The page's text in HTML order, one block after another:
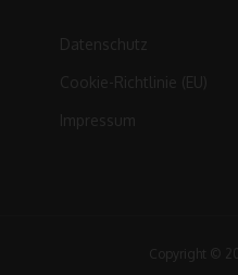
Datenschutz
Cookie-Richtlinie (EU)
Impressum
Copyright ©